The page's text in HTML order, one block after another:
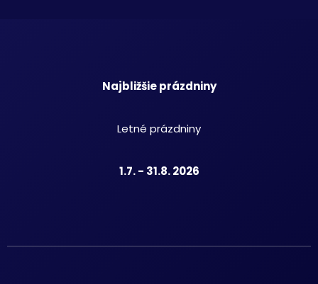
Najbližšie prázdniny
Letné prázdniny
1.7. - 31.8. 2026